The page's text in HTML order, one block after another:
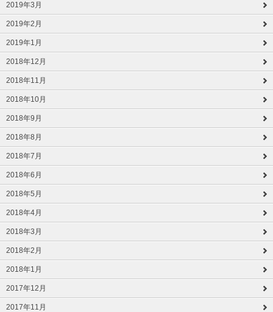
2019年3月
2019年2月
2019年1月
2018年12月
2018年11月
2018年10月
2018年9月
2018年8月
2018年7月
2018年6月
2018年5月
2018年4月
2018年3月
2018年2月
2018年1月
2017年12月
2017年11月